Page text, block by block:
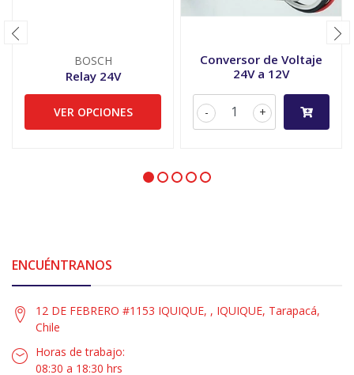
BOSCH
Relay 24V
VER OPCIONES
Conversor de Voltaje
24V a 12V
+
-
ENCUÉNTRANOS
12 DE FEBRERO #1153 IQUIQUE, , IQUIQUE, Tarapacá,
Chile
Horas de trabajo:
08:30 a 18:30 hrs